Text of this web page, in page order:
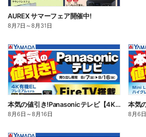
AUREX サマーフェア開催中!
8月7日 ～8月31日
本気の値引き!Panasonicテレビ【4K有機EL】
8月6日 ～8月16日 8月6日